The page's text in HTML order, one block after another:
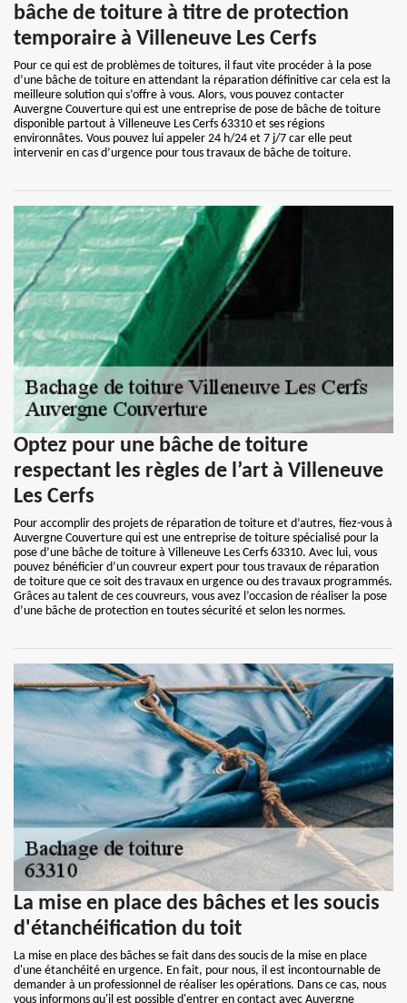
bâche de toiture à titre de protection
temporaire à Villeneuve Les Cerfs
Pour ce qui est de problèmes de toitures, il faut vite procéder à la pose
d’une bâche de toiture en attendant la réparation définitive car cela est la
meilleure solution qui s’offre à vous. Alors, vous pouvez contacter
Auvergne Couverture qui est une entreprise de pose de bâche de toiture
disponible partout à Villeneuve Les Cerfs 63310 et ses régions
environnâtes. Vous pouvez lui appeler 24 h/24 et 7 j/7 car elle peut
intervenir en cas d’urgence pour tous travaux de bâche de toiture.
Optez pour une bâche de toiture
respectant les règles de l’art à Villeneuve
Les Cerfs
Pour accomplir des projets de réparation de toiture et d’autres, fiez-vous à
Auvergne Couverture qui est une entreprise de toiture spécialisé pour la
pose d’une bâche de toiture à Villeneuve Les Cerfs 63310. Avec lui, vous
pouvez bénéficier d’un couvreur expert pour tous travaux de réparation
de toiture que ce soit des travaux en urgence ou des travaux programmés.
Grâces au talent de ces couvreurs, vous avez l’occasion de réaliser la pose
d’une bâche de protection en toutes sécurité et selon les normes.
La mise en place des bâches et les soucis
d'étanchéification du toit
La mise en place des bâches se fait dans des soucis de la mise en place
d'une étanchéité en urgence. En fait, pour nous, il est incontournable de
demander à un professionnel de réaliser les opérations. Dans ce cas, nous
vous informons qu'il est possible d'entrer en contact avec Auvergne